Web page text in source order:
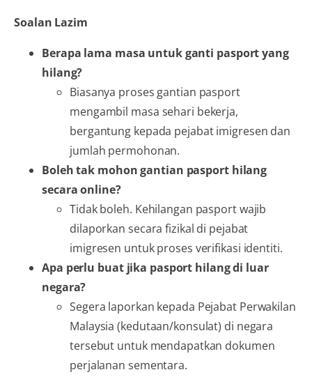
Soalan Lazim
Berapa lama masa untuk ganti pasport yang
hilang?
Biasanya proses gantian pasport
mengambil masa sehari bekerja,
bergantung kepada pejabat imigresen dan
jumlah permohonan.
Boleh tak mohon gantian pasport hilang
secara online?
Tidak boleh. Kehilangan pasport wajib
dilaporkan secara fizikal di pejabat
imigresen untuk proses verifikasi identiti.
Apa perlu buat jika pasport hilang di luar
negara?
Segera laporkan kepada Pejabat Perwakilan
Malaysia (kedutaan/konsulat) di negara
tersebut untuk mendapatkan dokumen
perjalanan sementara.